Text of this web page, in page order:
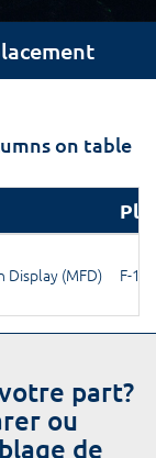
on table
Display (MFD) F-15
part?
ou
de